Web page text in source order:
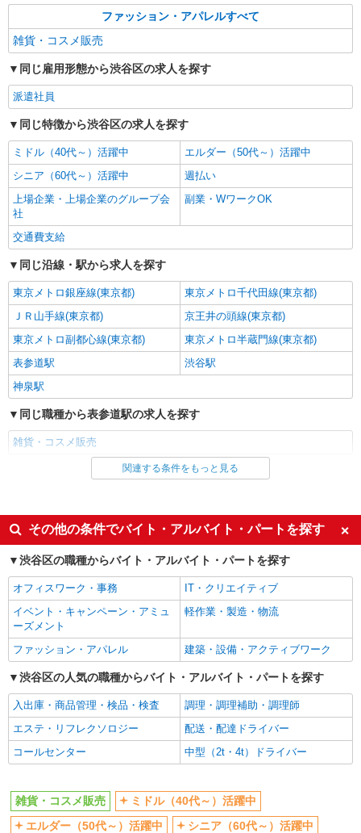
時はパートナー3級からスタート
［正社員］月給221,760円 ※試用期間3ヶ月は
時給1,230円
アルバイト パート
ドラスティック ザ バゲージ
販売スタッフ
［アルバイト・パート］時給1,300円〜 ※経
験・能力により優遇します。 ※試用期間（1ヶ月
キープ
正社員 契約社員
アガット
ジュエリー販売スタッフ
［契約社員］月給200,000円〜 ［正社員］月給
210,000円〜 ※経験・能力により優遇します。 ※
諸手当：通勤交通費支給、時間外勤務手当、深夜
キープ
パート
BILAN原宿本店 東急プラザ原宿「ハラカド」店
様）
東京都渋谷区神宮前六丁目31番21号 東急プ
ラザ原宿 ハラカド
キープ 詳細を見る
アルバイト
エンハーブ
［契約社員］月給217,000円〜 ［アルバイト・
パート］時給1,260円以上 ※契約社員は月給制、
アルバイト・パートは時給制です。
アトレ恵比寿： 東京都渋谷区恵比寿南1-5-5
詳細を見る
アルバイト
ONE PIECE MUGIWARA STORE HARAJUKU 東急プラザ原宿「ハ
ラカド」店
ファッション・アパレルすべて
雑貨・コスメ販売
同じ雇用形態から渋谷区の求人を探す
派遣社員
同じ特徴から渋谷区の求人を探す
ミドル（40代～）活躍中
エルダー（50代～）活躍中
シニア（60代～）活躍中
週払い
上場企業・上場企業のグループ会
社
副業・WワークOK
交通費支給
同じ沿線・駅から求人を探す
東京メトロ銀座線(東京都)
東京メトロ千代田線(東京都)
ＪＲ山手線(東京都)
京王井の頭線(東京都)
東京メトロ副都心線(東京都)
東京メトロ半蔵門線(東京都)
表参道駅
渋谷駅
神泉駅
同じ職種から表参道駅の求人を探す
雑貨・コスメ販売
同じ雇用形態から表参道駅の求人を探す
同じ特徴から表参道駅の求人を探す
ミドル（40代～）活躍中
エルダー（50代～）活躍中
シニア（60代～）活躍中
週払い
上場企業・上場企業のグループ会
社
副業・WワークOK
交通費支給
同じ職種から求人を探す
ファッション・アパレル
雑貨・コスメ販売
同じ特徴から求人を探す
社
副業・WワークOK
交通費支給
関連する条件をもっと見る
その他の条件でバイト・アルバイト・パートを探す
渋谷区の職種からバイト・アルバイト・パートを探す
オフィスワーク・事務
IT・クリエイティブ
イベント・キャンペーン・アミュ
ーズメント
軽作業・製造・物流
ファッション・アパレル 建築・設備・アクティブワーク
渋谷区の人気の職種からバイト・アルバイト・パートを探す
入出庫・商品管理・検品・検査
調理・調理補助・調理師
エステ・リフレクソロジー
配送・配達ドライバー
コールセンター
中型（2t・4t）ドライバー
雑貨・コスメ販売
ミドル（40代～）活躍中
エルダー（50代～）活躍中
シニア（60代～）活躍中